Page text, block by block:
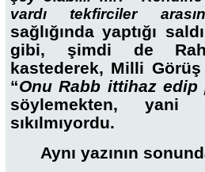
vardı tekfirciler
sağlığında yaptığı
gibi, şimdi de
kastederek, Milli Görüş
“Onu Rabb ittihaz edip
söylemekten, yani
sıkılmıyordu.
Aynı yazının